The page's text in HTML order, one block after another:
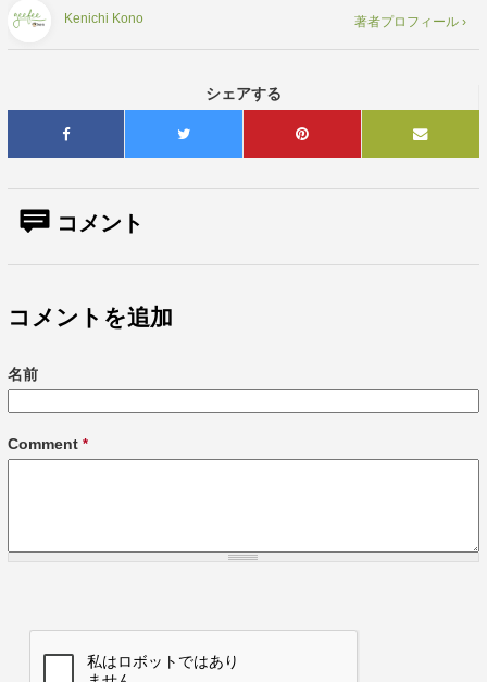
Kenichi Kono 著者プロフィール ›
シェアする
コメント
コメントを追加
名前
Comment *